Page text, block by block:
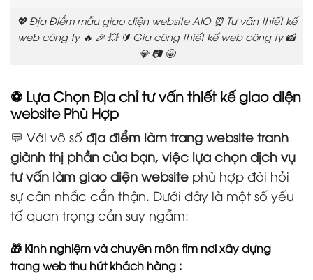
💖 Địa Điểm mẫu giao diện website AIO ⏰ Tư vấn thiết kế
web công ty 🔥 🎉 💥 🔰 Gia công thiết kế web công ty 📸
💎 📷 🤩
⚽ Lựa Chọn Địa chỉ tư vấn thiết kế giao diện
website Phù Hợp
💬 Với vô số địa điểm làm trang website tranh
giành thị phần của bạn, việc lựa chọn dịch vụ
tư vấn làm giao diện website phù hợp đòi hỏi
sự cân nhắc cẩn thận. Dưới đây là một số yếu
tố quan trọng cần suy ngẫm:
🎁 Kinh nghiệm và chuyên môn tìm nơi xây dựng
trang web thu hút khách hàng :